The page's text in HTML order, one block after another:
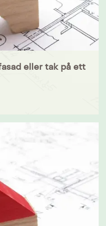
eller tak på ett